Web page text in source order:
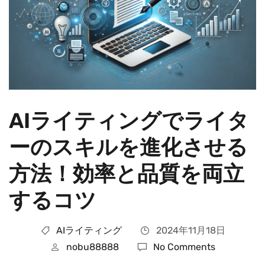
AIライティングでライタ
ーのスキルを進化させる
方法！効率と品質を両立
するコツ
AIライティング
2024年11月18日
nobu88888
No Comments